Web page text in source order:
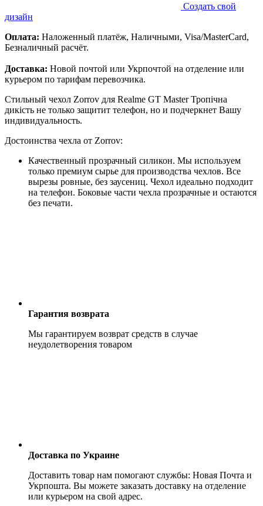
Создать свой
дизайн
Оплата: Наложенный платёж, Наличными, Visa/MasterCard,
Безналичный расчёт.
Доставка: Новой почтой или Укрпочтой на отделение или
курьером по тарифам перевозчика.
Стильный чехол Zorrov для Realme GT Master Тропічна
дикість не только защитит телефон, но и подчеркнет Вашу
индивидуальность.
Достоинства чехла от Zorrov:
Качественный прозрачный силикон. Мы используем
только премиум сырье для производства чехлов. Все
вырезы ровные, без заусениц. Чехол идеально подходит
на телефон. Боковые части чехла прозрачные и остаются
без печати.
Гарантия возврата
Мы гарантируем возврат средств в случае
неудолетворения товаром
Доставка по Украине
Доставить товар нам помогают службы: Новая Почта и
Укрпошта. Вы можете заказать доставку на отделение
или курьером на свой адрес.